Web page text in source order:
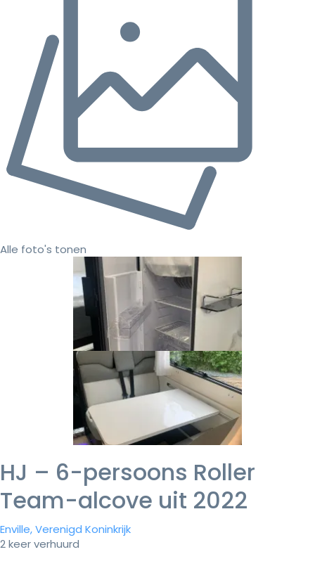
Alle foto's tonen
HJ – 6-persoons Roller
Team-alcove uit 2022
Enville, Verenigd Koninkrijk
2 keer verhuurd